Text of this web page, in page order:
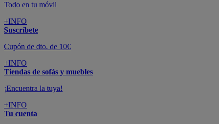
Todo en tu móvil
+INFO
Suscríbete
Cupón de dto. de 10€
+INFO
Tiendas de sofás y muebles
¡Encuentra la tuya!
+INFO
Tu cuenta